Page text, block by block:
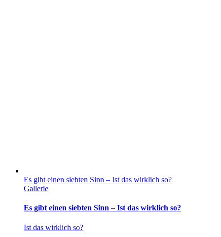
Es gibt einen siebten Sinn – Ist das wirklich so?
Gallerie
Es gibt einen siebten Sinn – Ist das wirklich so?
Ist das wirklich so?